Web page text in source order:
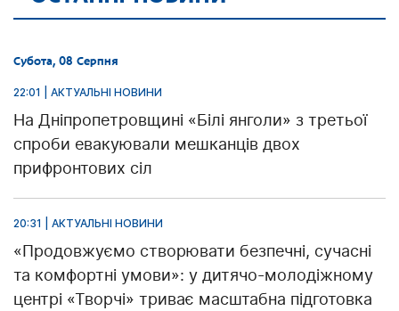
Субота, 08 Серпня
22:01 | АКТУАЛЬНІ НОВИНИ
На Дніпропетровщині «Білі янголи» з третьої
спроби евакуювали мешканців двох
прифронтових сіл
20:31 | АКТУАЛЬНІ НОВИНИ
«Продовжуємо створювати безпечні, сучасні
та комфортні умови»: у дитячо-молодіжному
центрі «Творчі» триває масштабна підготовка